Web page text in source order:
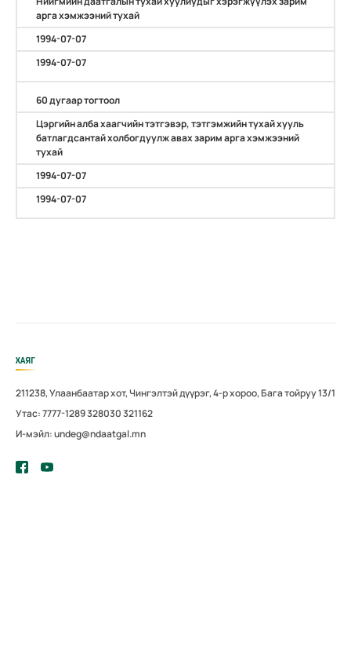
арга хэмжээний тухай
1994-07-07
1994-07-07
60 дугаар тогтоол
Цэргийн алба хаагчийн тэтгэвэр, тэтгэмжийн тухай хууль
батлагдсантай холбогдуулж авах зарим арга хэмжээний
тухай
1994-07-07
1994-07-07
ХАЯГ
211238, Улаанбаатар хот, Чингэлтэй дүүрэг, 4-р хороо, Бага тойруу 13/1
Утас: 7777-1289 328030 321162
И-мэйл: undeg@ndaatgal.mn